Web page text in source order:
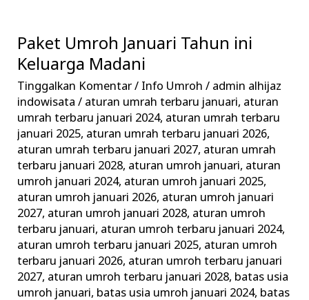
Paket Umroh Januari Tahun ini
Keluarga Madani
Tinggalkan Komentar/ Info Umroh / admin alhijaz
indowisata/ aturan umrah terbaru januari, aturan
umrah terbaru januari 2024, aturan umrah terbaru
januari 2025, aturan umrah terbaru januari 2026,
aturan umrah terbaru januari 2027, aturan umrah
terbaru januari 2028, aturan umroh januari, aturan
umroh januari 2024, aturan umroh januari 2025,
aturan umroh januari 2026, aturan umroh januari
2027, aturan umroh januari 2028, aturan umroh
terbaru januari, aturan umroh terbaru januari 2024,
aturan umroh terbaru januari 2025, aturan umroh
terbaru januari 2026, aturan umroh terbaru januari
2027, aturan umroh terbaru januari 2028, batas usia
umroh januari, batas usia umroh januari 2024, batas
Paket
Umroh
Januari
Tahun
ini
Keluarga
Madani